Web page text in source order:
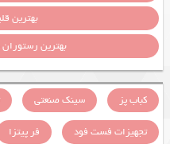
بهترین
بهترین
کباب پز سینک صنعتی
تجهیزات فست فود
فر پیتزا